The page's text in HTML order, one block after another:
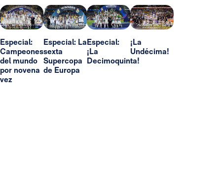
Especial:
Campeones
del mundo
por novena
vez
Especial: La
sexta
Supercopa
de Europa
Especial:
¡La
Decimoquinta!
¡La
Undécima!